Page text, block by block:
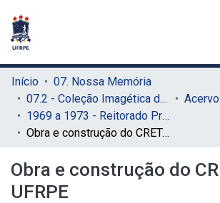
Início
07. Nossa Memória
07.2 - Coleção Imagética do SIB
1969 a 1973 - Reitorado Prof. Adierson Erasmo de Azevedo
Obra e construção do CRETA da UFRPE
Obra e construção do
UFRPE